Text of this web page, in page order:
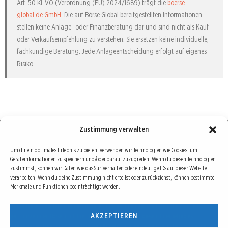
Zustimmung verwalten
Um dir ein optimales Erlebnis zu bieten, verwenden wir Technologien wie Cookies, um
Geräteinformationen zu speichern und/oder darauf zuzugreifen. Wenn du diesen Technologien
zustimmst, können wir Daten wie das Surfverhalten oder eindeutige IDs auf dieser Website
verarbeiten. Wenn du deine Zustimmung nicht erteilst oder zurückziehst, können bestimmte
Merkmale und Funktionen beeinträchtigt werden.
AKZEPTIEREN
Art. 50 KI-VO (Verordnung (EU) 2024/1689) trägt die boerse-
global.de GmbH . Die auf Börse Global bereitgestellten Informationen
stellen keine Anlage- oder Finanzberatung dar und sind nicht als Kauf-
oder Verkaufsempfehlung zu verstehen. Sie ersetzen keine individuelle,
fachkundige Beratung. Jede Anlageentscheidung erfolgt auf eigenes
Risiko.
Börse : lokal, international, global
Erfolgreiche Börsengeschäfte bedingen vor allem drei Dinge: Verlässliche Informationen,
richtige Interpretationen und unabhängige Informationsquellen. Diese drei Bausteine sind
auch die redaktionelle Leitlinie von Börse Global.
Hinter Börse Global steht ein Team von erfahrenen Finanzjournalisten, die zum Teil schon
seit Jahrzehnten Börse in all ihren Facetten leben und mit diesem Internetprojekt
interessierten Lesern und Investoren ein Angebot machen wollen, sich über spannende